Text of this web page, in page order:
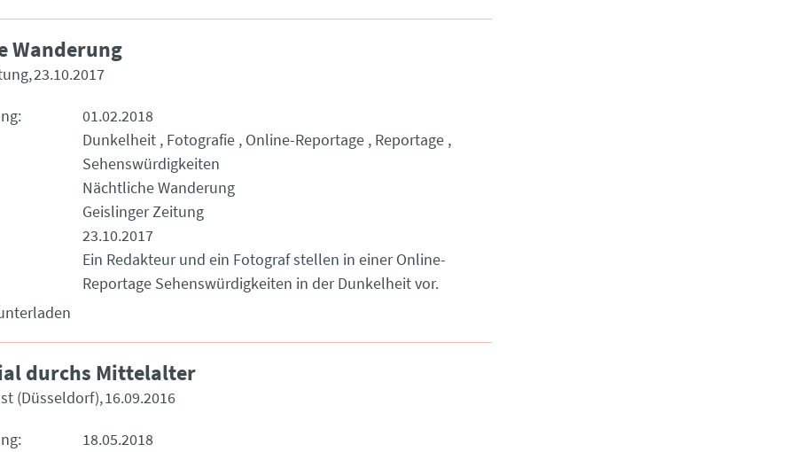
Wanderung
23.10.2017
01.02.2018
Dunkelheit Fotografie Online-Reportage Reportage
Sehenswürdigkeiten
Nächtliche Wanderung
Geislinger Zeitung
23.10.2017
Ein Redakteur und ein Fotograf stellen in einer Online-
Reportage Sehenswürdigkeiten in der Dunkelheit vor.
durchs Mittelalter
(Düsseldorf) 16.09.2016
18.05.2018